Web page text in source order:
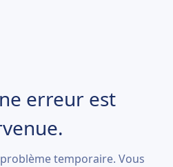
erreur est
temporaire. Vous